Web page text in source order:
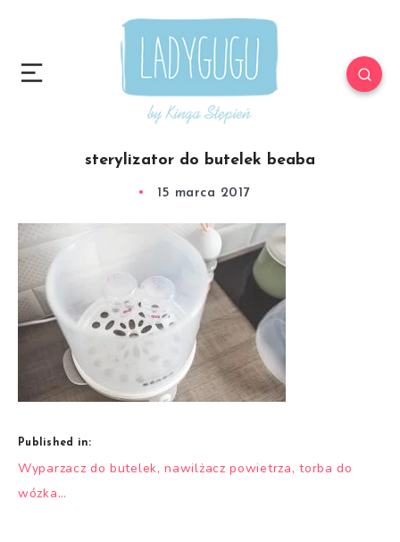
sterylizator do butelek beaba
15 marca 2017
Published in:
Nawigacja
wpisu
Wyparzacz do butelek, nawilżacz powietrza, torba do
wózka…